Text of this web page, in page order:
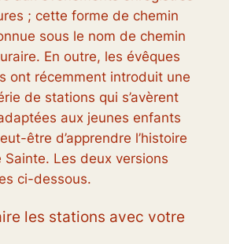
; cette forme de chemin
sous le nom de chemin
En outre, les évêques
ont récemment introduit une
de stations qui s’avèrent
aux jeunes enfants
être d’apprendre l’histoire
Sainte. Les deux versions
ci-dessous.
les stations avec votre